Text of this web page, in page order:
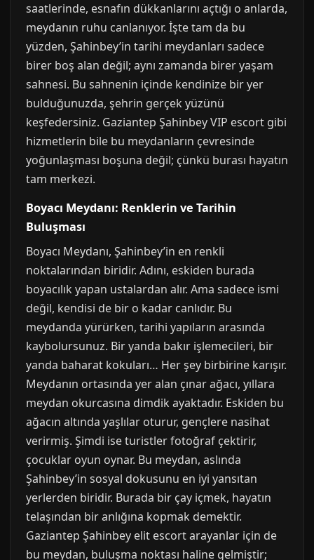
saatlerinde, esnafın dükkanlarını açtığı o anlarda,
meydanın ruhu canlanıyor. İşte tam da bu
yüzden, Şahinbey’in tarihi meydanları sadece
birer boş alan değil; aynı zamanda birer yaşam
sahnesi. Bu sahnenin içinde kendinize bir yer
bulduğunuzda, şehrin gerçek yüzünü
keşfedersiniz. Gaziantep Şahinbey VIP escort gibi
hizmetlerin bile bu meydanların çevresinde
yoğunlaşması boşuna değil; çünkü burası hayatın
tam merkezi.
Boyacı Meydanı: Renklerin ve Tarihin
Buluşması
Boyacı Meydanı, Şahinbey’in en renkli
noktalarından biridir. Adını, eskiden burada
boyacılık yapan ustalardan alır. Ama sadece ismi
değil, kendisi de bir o kadar canlıdır. Bu
meydanda yürürken, tarihi yapıların arasında
kaybolursunuz. Bir yanda bakır işlemecileri, bir
yanda baharat kokuları… Her şey birbirine karışır.
Meydanın ortasında yer alan çınar ağacı, yıllara
meydan okurcasına dimdik ayaktadır. Eskiden bu
ağacın altında yaşlılar oturur, gençlere nasihat
verirmiş. Şimdi ise turistler fotoğraf çektirir,
çocuklar oyun oynar. Bu meydan, aslında
Şahinbey’in sosyal dokusunu en iyi yansıtan
yerlerden biridir. Burada bir çay içmek, hayatın
telaşından bir anlığına kopmak demektir.
Gaziantep Şahinbey elit escort arayanlar için de
bu meydan, buluşma noktası haline gelmiştir;